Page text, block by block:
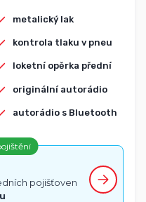
metalický lak
kontrola tlaku v pneu
loketní opěrka přední
originální autorádio
autorádio s Bluetooth
pojišťoven